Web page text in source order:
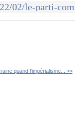
quand l'impérialisme... >>